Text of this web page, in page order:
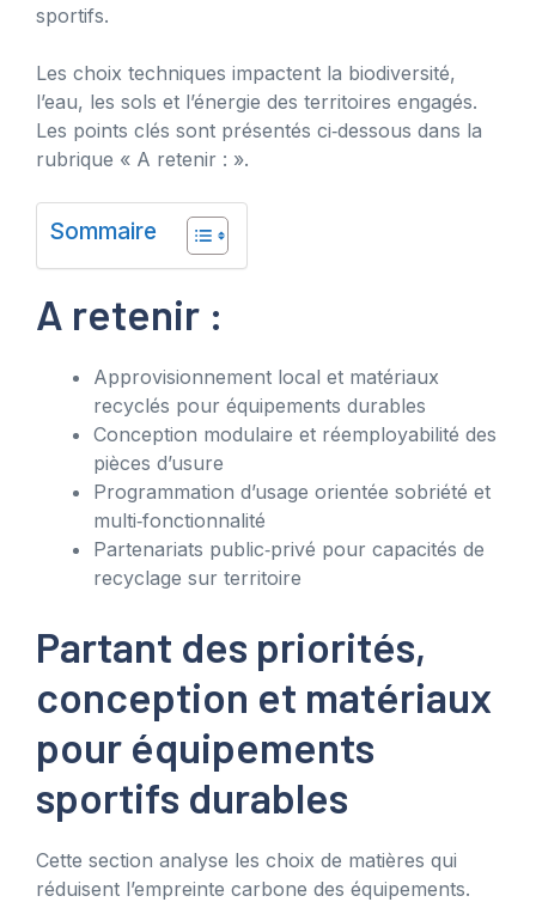
sportifs.
Les choix techniques impactent la biodiversité,
l’eau, les sols et l’énergie des territoires engagés.
Les points clés sont présentés ci‑dessous dans la
rubrique « A retenir : ».
Sommaire
A retenir :
Approvisionnement local et matériaux
recyclés pour équipements durables
Conception modulaire et réemployabilité des
pièces d’usure
Programmation d’usage orientée sobriété et
multi‑fonctionnalité
Partenariats public‑privé pour capacités de
recyclage sur territoire
Partant des priorités,
conception et matériaux
pour équipements
sportifs durables
Cette section analyse les choix de matières qui
réduisent l’empreinte carbone des équipements.